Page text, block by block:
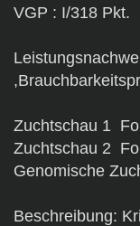
VGP : I/318 Pkt.
HD (A-
Zuchtschau 1
Zuchtschau 2
Genomische
Beschreibung: